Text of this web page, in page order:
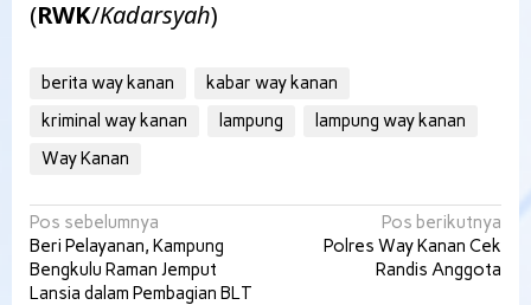
(RWK/Kadarsyah)
berita way kanan
kabar way kanan
kriminal way kanan
lampung
lampung way kanan
Way Kanan
Navigasi
pos
Pos sebelumnya
Beri Pelayanan, Kampung
Bengkulu Raman Jemput
Lansia dalam Pembagian BLT
Pos berikutnya
Polres Way Kanan Cek
Randis Anggota